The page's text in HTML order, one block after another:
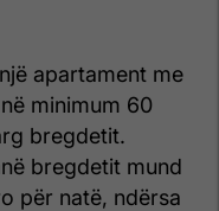
apartament me
minimum 60
bregdetit.
bregdetit mund
për natë, ndërsa